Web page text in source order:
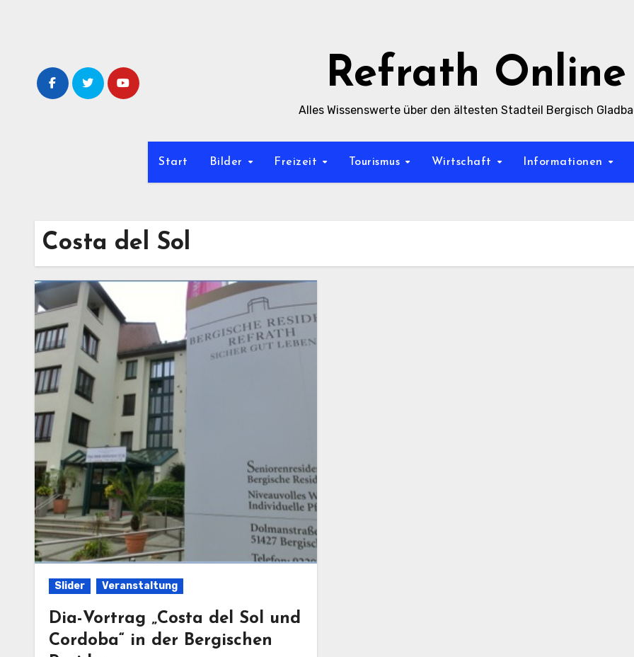
Refrath Online
Alles Wissenswerte über den ältesten Stadteil Bergisch
Start Bilder Freizeit Tourismus Wirtschaft Informationen
Costa del Sol
Slider Veranstaltung
Dia-Vortrag „Costa del Sol und
Cordoba“ in der Bergischen